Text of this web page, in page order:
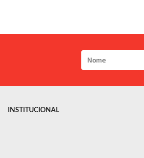
INSTITUCIONAL